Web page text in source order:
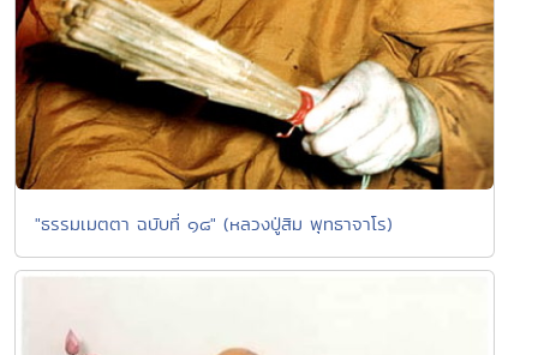
"ธรรมเมตตา ฉบับที่ ๑๘" (หลวงปู่สิม พุทธาจาโร)